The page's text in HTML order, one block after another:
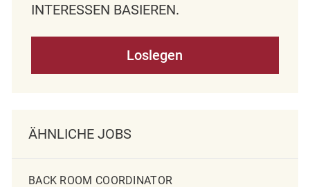
NTERESSEN BASIEREN.
Loslegen
ÄHNLICHE JOBS
BACK ROOM COORDINATOR